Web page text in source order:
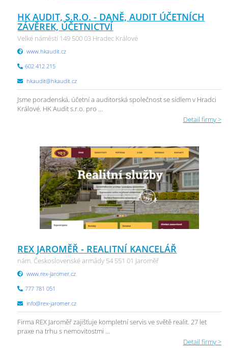
HK AUDIT, S.R.O. - DANĚ, AUDIT ÚČETNÍCH
ZÁVĚREK, ÚČETNICTVÍ
Velké náměstí 149 500 03 Hradec Králové
www.hkaudit.cz
602 412 215
hkaudit@hkaudit.cz
Jsme poradenská, účetní a auditorská společnost se sídlem v Hradci
Králové. HK Audit s.r.o. pro ...
Detail firmy >
REX JAROMĚŘ - REALITNÍ KANCELÁŘ
nám. Československé armády 54 551 01 Jaroměř
www.rex-jaromer.cz
777 781 051
info@rex-jaromer.cz
Firma REX Jaroměř zajišťuje kompletní servis ve světě realit. 27 let
praxe na trhu s nemovitostmi ...
Detail firmy >